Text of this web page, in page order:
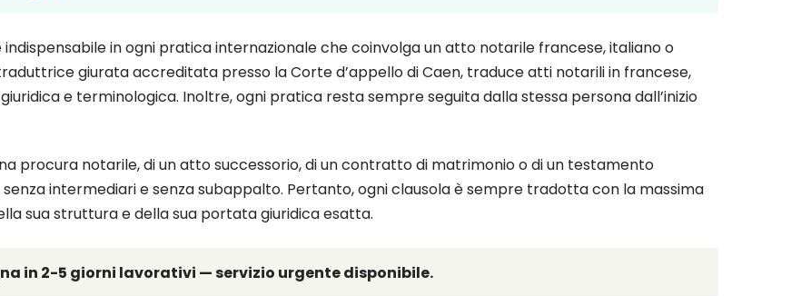
in ogni pratica internazionale che coinvolga un atto notarile francese, italiano o
giurata accreditata presso la Corte d’appello di Caen, traduce atti notarili in francese,
e terminologica. Inoltre, ogni pratica resta sempre seguita dalla stessa persona dall’inizio
procura notarile, di un atto successorio, di un contratto di matrimonio o di un testamento
intermediari e senza subappalto. Pertanto, ogni clausola è sempre tradotta con la massima
sua struttura e della sua portata giuridica esatta.
in 2-5 giorni lavorativi — servizio urgente disponibile.